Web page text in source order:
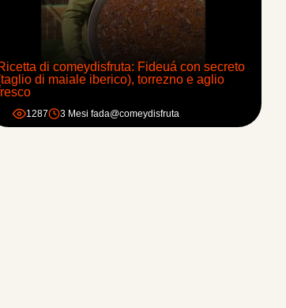
di comeydisfruta: Fideuá con secreto
di maiale iberico), torrezno e aglio
1287 3 Mesi fada@comeydisfruta